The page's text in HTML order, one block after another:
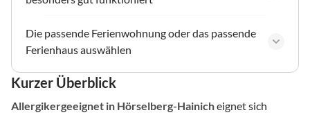
Die passende Ferienwohnung oder das passende
Ferienhaus auswählen
Kurzer Überblick
Allergikergeeignet in Hörselberg-Hainicheignet sich